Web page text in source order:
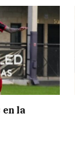
la